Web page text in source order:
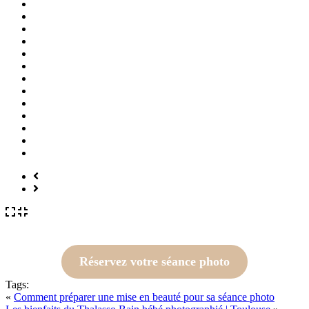
Réservez votre séance photo
Tags:
« Comment préparer une mise en beauté pour sa séance photo